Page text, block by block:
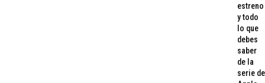
estreno
y todo
lo que
debes
saber
de la
serie de